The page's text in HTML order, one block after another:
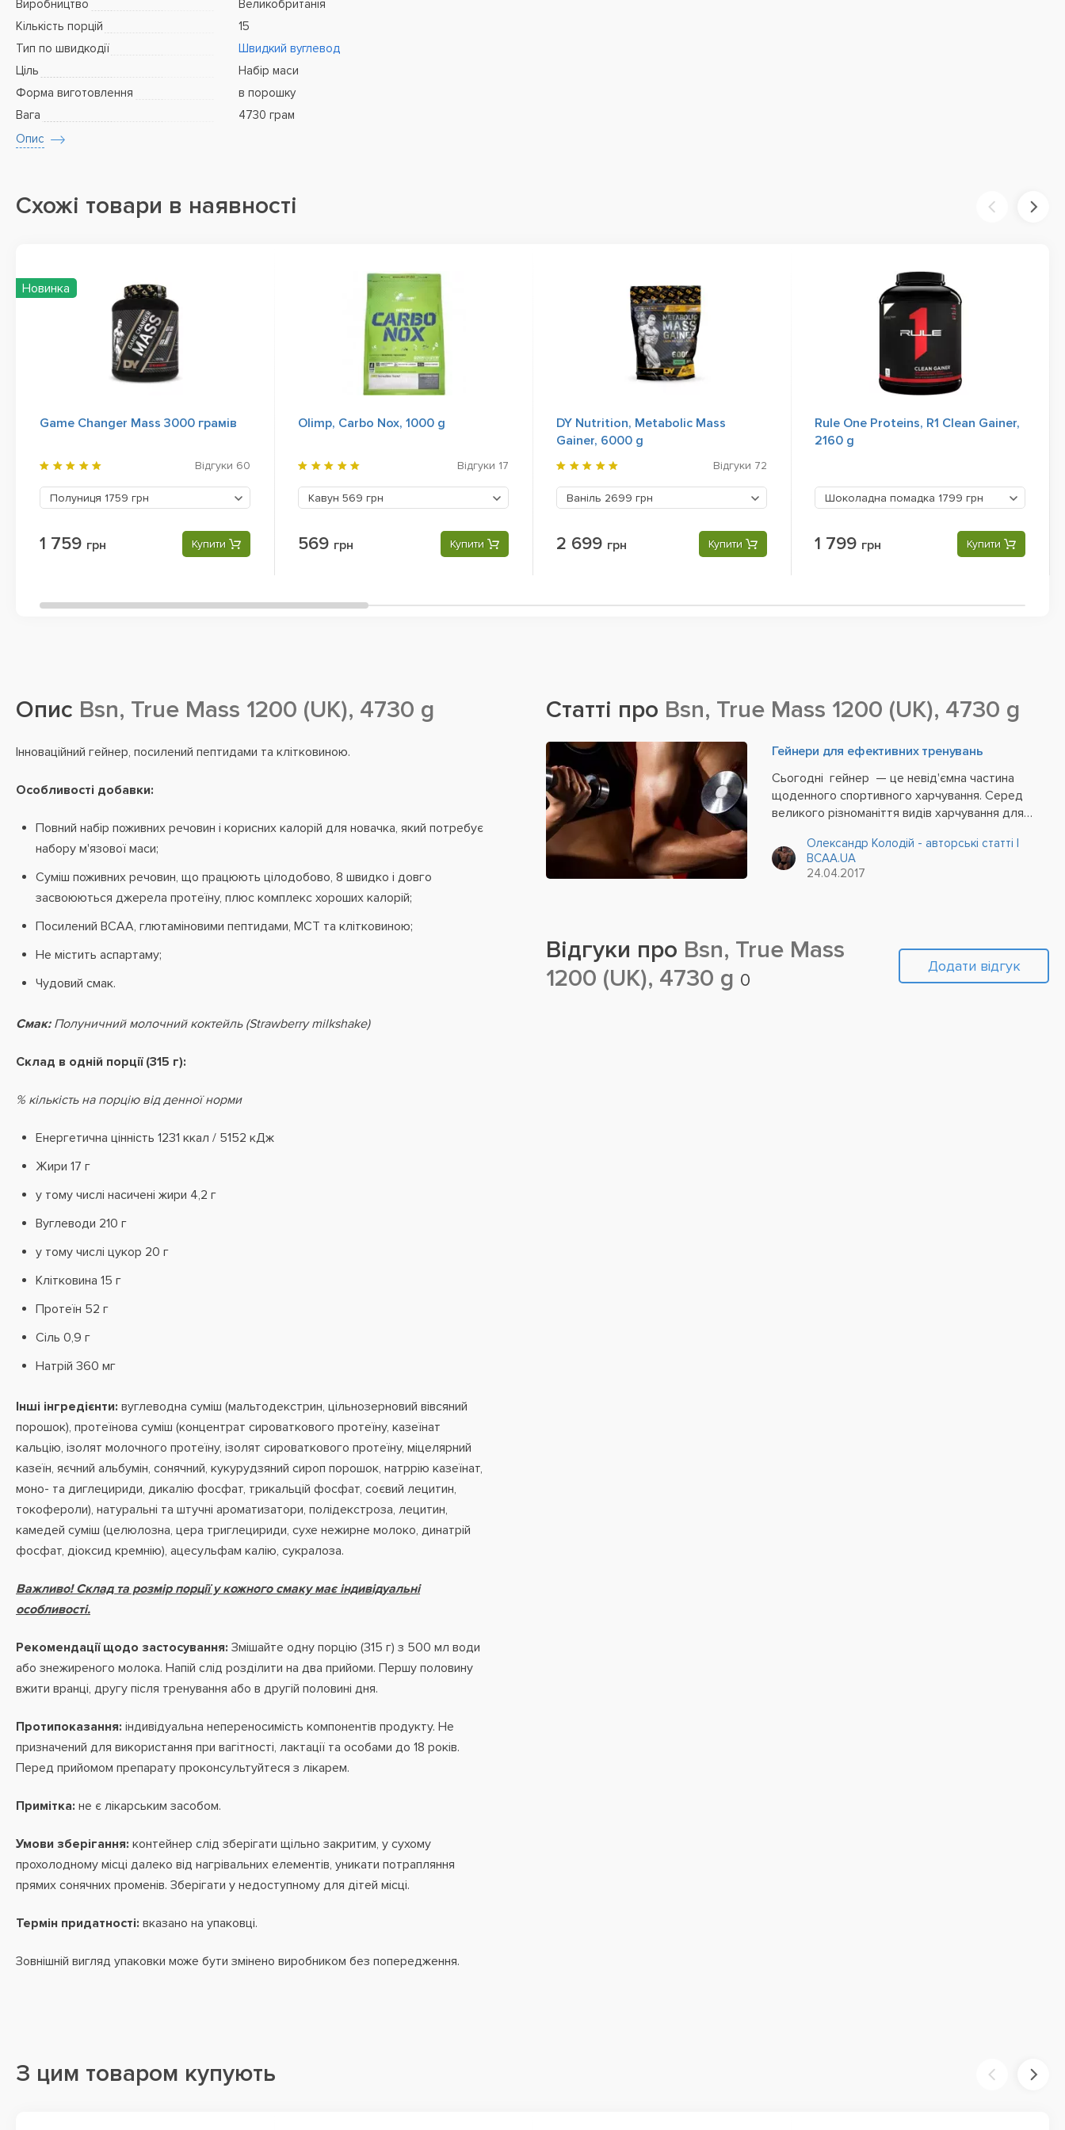
Виробництво
Великобританія
Кількість порцій
15
Тип по швидкодії
Швидкий вуглевод
Ціль
Набір маси
Форма виготовлення
в порошку
Вага
4730 грам
Опис
Схожі товари в наявності
Game Changer Mass 3000 грамів
Відгуки 60
Полуниця 1759 грн
1 759 грн Купити
Новинка
Olimp, Carbo Nox, 1000 g
Відгуки 17
Кавун 569 грн
569 грн Купити
DY Nutrition, Metabolic Mass
Gainer, 6000 g
Відгуки 72
Ваніль 2699 грн
2 699 грн Купити
Rule One Proteins, R1 Clean Gainer,
2160 g
Шоколадна помадка 1799 грн
1 799 грн Купити
Опис Bsn, True Mass 1200 (UK), 4730 g
Інноваційний гейнер, посилений пептидами та клітковиною.
Особливості добавки:
Повний набір поживних речовин і корисних калорій для новачка, який потребує
набору м'язової маси;
Суміш поживних речовин, що працюють цілодобово, 8 швидко і довго
засвоюються джерела протеїну, плюс комплекс хороших калорій;
Посилений BCAA, глютаміновими пептидами, MCT та клітковиною;
Не містить аспартаму;
Чудовий смак.
Смак:Полуничний молочний коктейль (Strawberry milkshake)
Склад в одній порції (315 г):
% кількість на порцію від денної норми
Енергетична цінність 1231 ккал / 5152 кДж
Жири 17 г
у тому числі насичені жири 4,2 г
Вуглеводи 210 г
у тому числі цукор 20 г
Клітковина 15 г
Протеїн 52 г
Сіль 0,9 г
Натрій 360 мг
Інші інгредієнти: вуглеводна суміш (мальтодекстрин, цільнозерновий вівсяний
порошок), протеїнова суміш (концентрат сироваткового протеїну, казеїнат
кальцію, ізолят молочного протеїну, ізолят сироваткового протеїну, міцелярний
казеїн, яєчний альбумін, сонячний, кукурудзяний сироп порошок, натррію казеїнат,
моно- та диглецириди, дикалію фосфат, трикальцій фосфат, соєвий лецитин,
токофероли), натуральні та штучні ароматизатори, полідекстроза, лецитин,
камедей суміш (целюлозна, цера триглецириди, сухе нежирне молоко, динатрій
фосфат, діоксид кремнію), ацесульфам калію, сукралоза.
Важливо! Склад та розмір порції у кожного смаку має індивідуальні
особливості.
Рекомендації щодо застосування: Змішайте одну порцію (315 г) з 500 мл води
або знежиреного молока. Напій слід розділити на два прийоми. Першу половину
вжити вранці, другу після тренування або в другій половині дня.
Протипоказання: індивідуальна непереносимість компонентів продукту. Не
призначений для використання при вагітності, лактації та особами до 18 років.
Перед прийомом препарату проконсультуйтеся з лікарем.
Примітка: не є лікарським засобом.
Умови зберігання: контейнер слід зберігати щільно закритим, у сухому
прохолодному місці далеко від нагрівальних елементів, уникати потрапляння
прямих сонячних променів. Зберігати у недоступному для дітей місці.
Термін придатності: вказано на упаковці.
Зовнішній вигляд упаковки може бути змінено виробником без попередження.
Статті про Bsn, True Mass 1200 (UK), 4730 g
Гейнери для ефективних тренувань
Сьогодні гейнер — це невід'ємна частина
щоденного спортивного харчування. Серед
великого різноманіття видів харчування для
користуються найбільшою популярністю не
тільки завдяки їх результативності, а й
Олександр Колодій - авторські статті |
BCAA.UA
24.04.2017
Відгуки про Bsn, True Mass
1200 (UK), 4730 g 0
Додати відгук
З цим товаром купують